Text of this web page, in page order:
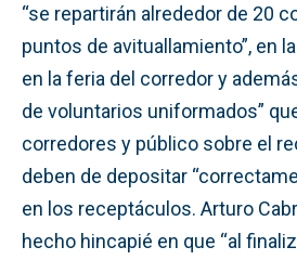
“se repartirán alrededor de 20
puntos de avituallamiento”, en
en la feria del corredor y
de voluntarios uniformados”
corredores y público sobre el
deben de depositar
en los receptáculos. Arturo
hecho hincapié en que “al